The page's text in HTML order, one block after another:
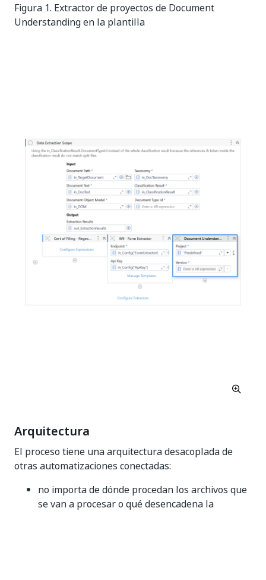
Figura 1. Extractor de proyectos de Document
Understanding en la plantilla
Arquitectura
El proceso tiene una arquitectura desacoplada de
otras automatizaciones conectadas:
no importa de dónde procedan los archivos que
se van a procesar o qué desencadena la